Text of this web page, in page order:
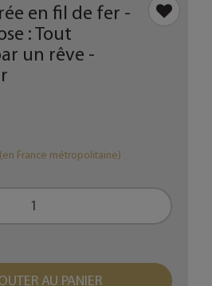
en fil de fer -
: Tout
un rêve -
(en France métropolitaine)
AU PANIER